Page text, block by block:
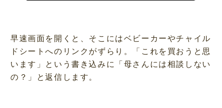
早速画面を開くと、そこにはベビーカーやチャイル
ドシートへのリンクがずらり。「これを買おうと思
います」という書き込みに「母さんには相談しない
の？」と返信します。